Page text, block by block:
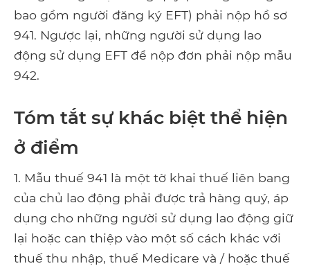
bao gồm người đăng ký EFT) phải nộp hồ sơ
941. Ngược lại, những người sử dụng lao
động sử dụng EFT để nộp đơn phải nộp mẫu
942.
Tóm tắt sự khác biệt thể hiện
ở điểm
1. Mẫu thuế 941 là một tờ khai thuế liên bang
của chủ lao động phải được trả hàng quý, áp
dụng cho những người sử dụng lao động giữ
lại hoặc can thiệp vào một số cách khác với
thuế thu nhập, thuế Medicare và / hoặc thuế